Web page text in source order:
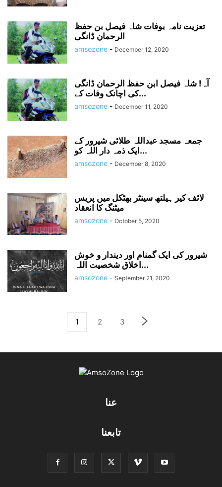
تعزیت نامہ بوفات شاہ فیصل بن حفظ
الرحمان ڈانگی
amsozone - December 12, 2020
آہ! شاہ فیصل ابن حفظ الرحمان ڈانگی
کی اچانک وفات کے...
amsozone - December 11, 2020
جمعہ مسجد عبداللہ طلائی شیرور کے
ایک ذمہ دار اللہ کو...
amsozone - December 8, 2020
لائف کیر ہیلتھ سینٹر بھٹکل میں پریس
میٹنگ کا انعقاد
amsozone - October 5, 2020
شیرور کی ایک گمنام اور دیندار و خوش
اخلاق شخصیت اللہ...
amsozone - September 21, 2020
1 2 3
عنا
تابعنا